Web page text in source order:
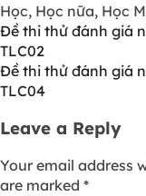
Học, Học nữa, Học
Đề thi thử đánh giá
TLC02
Đề thi thử đánh giá
TLC04
Leave a Reply
Your email address
are marked *